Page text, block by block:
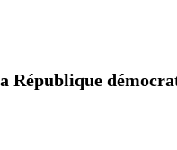
République